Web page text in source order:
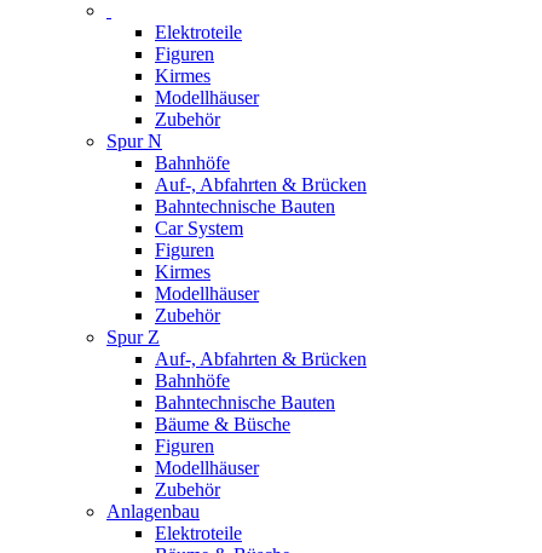
Elektroteile
Figuren
Kirmes
Modellhäuser
Zubehör
Spur N
Bahnhöfe
Auf-, Abfahrten & Brücken
Bahntechnische Bauten
Car System
Figuren
Kirmes
Modellhäuser
Zubehör
Spur Z
Auf-, Abfahrten & Brücken
Bahnhöfe
Bahntechnische Bauten
Bäume & Büsche
Figuren
Modellhäuser
Zubehör
Anlagenbau
Elektroteile